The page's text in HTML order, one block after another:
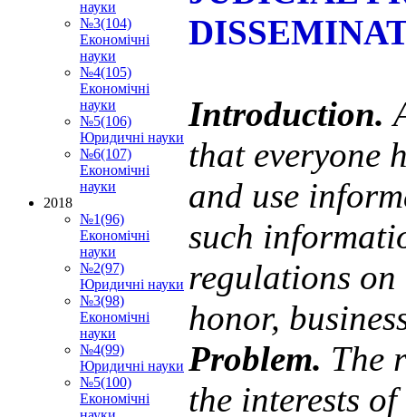
Introduction.
that everyone
and use
such
regulations
honor,
Problem. The
the interests
науки
№3(104)
Економічні
науки
№4(105)
Економічні
науки
№5(106)
Юридичні науки
№6(107)
Економічні
науки
2018
№1(96)
Економічні
науки
№2(97)
Юридичні науки
№3(98)
Економічні
науки
№4(99)
Юридичні науки
№5(100)
Економічні